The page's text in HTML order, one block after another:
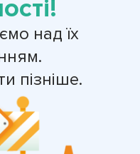
над їх
пізніше.